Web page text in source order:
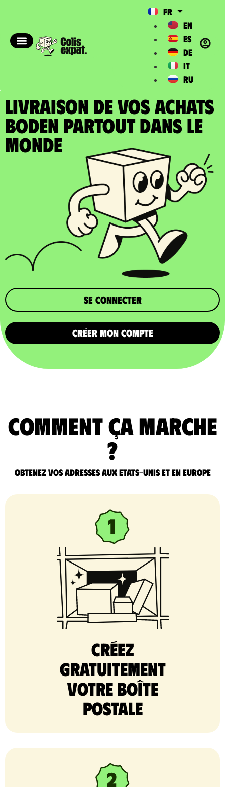
FR
EN
ES
DE
IT
RU
LIVRAISON DE VOS ACHATS
BODEN partout dans le
Monde
Se connecter
CRÉER MON COMPTE
comment ça marche
?
Obtenez vos adresses aux Etats-Unis et en Europe
Créez
gratuitement
votre Boîte
postale